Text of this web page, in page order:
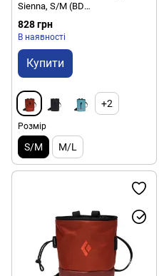
Sienna, S/M (BD
6301616044S_M1)
828 грн
В наявності
Купити
+2
Розмір
S/M M/L